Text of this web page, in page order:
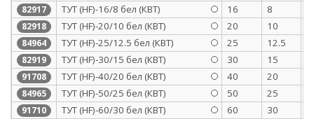
82917 ТУТ (HF)-16/8 бел (КВТ) 16 8
82918 ТУТ (HF)-20/10 бел (КВТ) 20 10
84964 ТУТ (HF)-25/12.5 бел (КВТ) 25 12.5
82919 ТУТ (HF)-30/15 бел (КВТ) 30 15
91708 ТУТ (HF)-40/20 бел (КВТ) 40 20
84965 ТУТ (HF)-50/25 бел (КВТ) 50 25
91710 ТУТ (HF)-60/30 бел (КВТ) 60 30